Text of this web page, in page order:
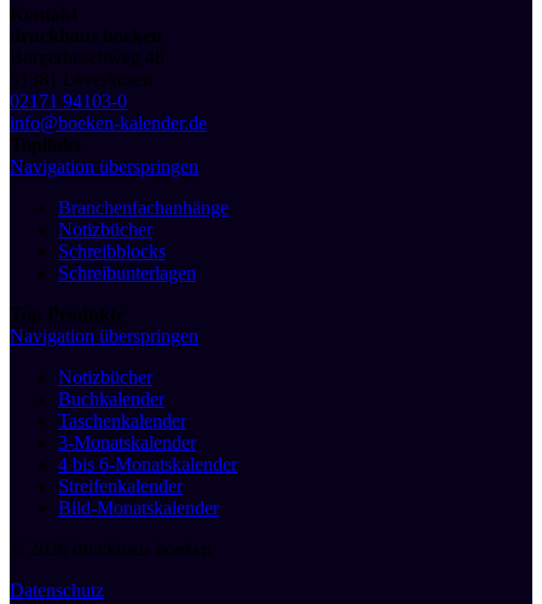
Kontakt
druckhaus boeken
Bürgerbuschweg 48
51381 Leverkusen
02171 94103-0
info@boeken-kalender.de
Toplinks
Navigation überspringen
Branchenfachanhänge
Notizbücher
Schreibblocks
Schreibunterlagen
Top Produkte
Navigation überspringen
Notizbücher
Buchkalender
Taschenkalender
3-Monatskalender
4 bis 6-Monatskalender
Streifenkalender
Bild-Monatskalender
© 2026 druckhaus boeken
Datenschutz